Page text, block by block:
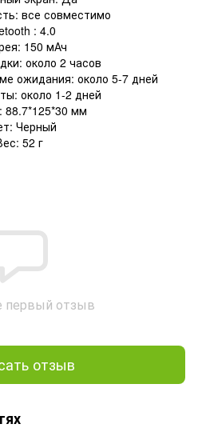
все совместимо
: 4.0
150 мАч
около 2 часов
ожидания: около 5-7 дней
около 1-2 дней
88.7*125*30 мм
Черный
52 г
первый отзыв
отзыв